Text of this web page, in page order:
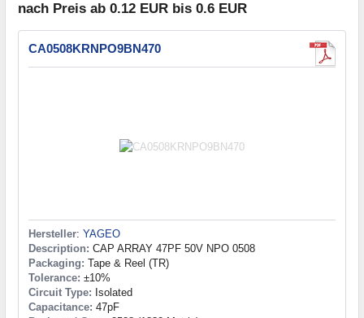
nach Preis ab 0.12 EUR bis 0.6 EUR
CA0508KRNPO9BN470
Hersteller: YAGEO
Description: CAP ARRAY 47PF 50V NPO 0508
Packaging: Tape & Reel (TR)
Tolerance: ±10%
Circuit Type: Isolated
Capacitance: 47pF